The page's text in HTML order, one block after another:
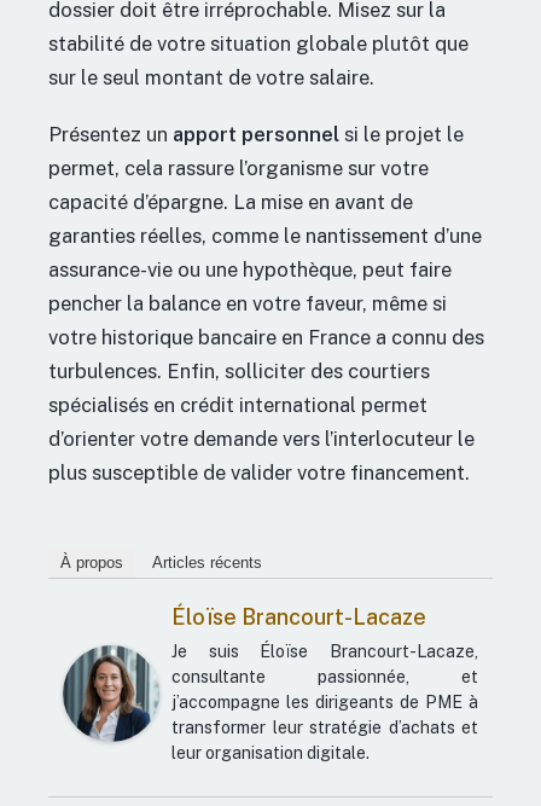
dossier doit être irréprochable. Misez sur la
stabilité de votre situation globale plutôt que
sur le seul montant de votre salaire.
Présentez un apport personnel si le projet le
permet, cela rassure l’organisme sur votre
capacité d’épargne. La mise en avant de
garanties réelles, comme le nantissement d’une
assurance-vie ou une hypothèque, peut faire
pencher la balance en votre faveur, même si
votre historique bancaire en France a connu des
turbulences. Enfin, solliciter des courtiers
spécialisés en crédit international permet
d’orienter votre demande vers l’interlocuteur le
plus susceptible de valider votre financement.
À propos Articles récents
Éloïse Brancourt-Lacaze
Je suis Éloïse Brancourt-Lacaze,
consultante passionnée, et
j’accompagne les dirigeants de PME à
transformer leur stratégie d’achats et
leur organisation digitale.